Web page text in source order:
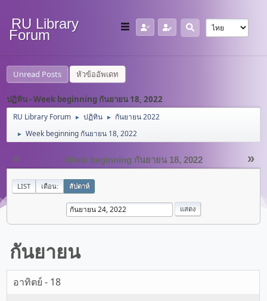
RU Library
Forum
Unread Posts หัวข้ออัพเดท
ปฏิทิน - Week beginning กันยายน 18, 2022
RU Library Forum ► ปฏิทิน ► กันยายน 2022
► Week beginning กันยายน 18, 2022
« »
Week beginning กันยายน 18, 2022
LIST เดือน: สัปดาห์
กันยายน
อาทิตย์ - 18